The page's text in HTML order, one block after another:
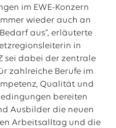
im EWE-Konzern
wieder auch an
aus“, erläuterte
in
sei dabei der zentrale
zahlreiche Berufe im
Qualität und
bereiten
Ausbilder die neuen
Arbeitsalltag und die